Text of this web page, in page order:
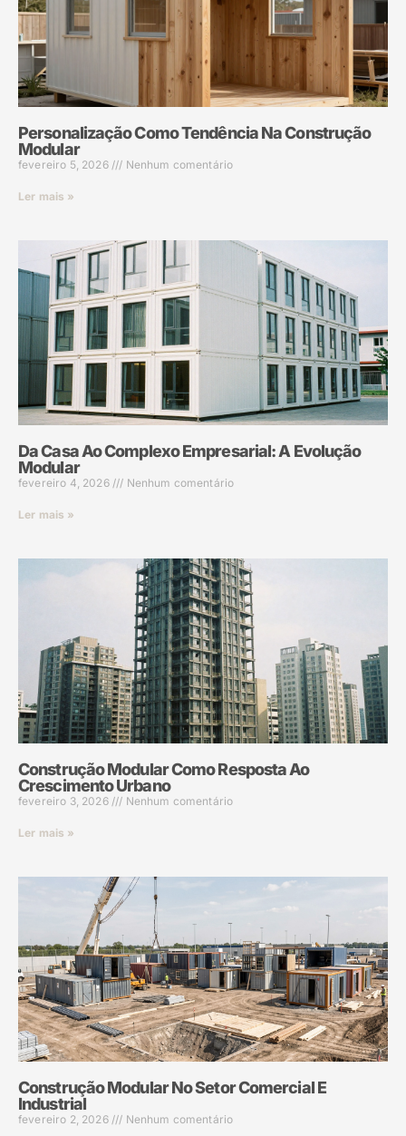
Personalização Como Tendência Na Construção
Modular
fevereiro 5, 2026 Nenhum comentário
Ler mais »
Da Casa Ao Complexo Empresarial: A Evolução
Modular
fevereiro 4, 2026 Nenhum comentário
Ler mais »
Construção Modular Como Resposta Ao
Crescimento Urbano
fevereiro 3, 2026 Nenhum comentário
Ler mais »
Construção Modular No Setor Comercial E
Industrial
fevereiro 2, 2026 Nenhum comentário